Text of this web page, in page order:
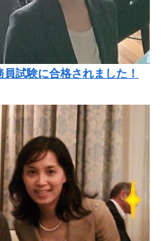
試験に合格されました！